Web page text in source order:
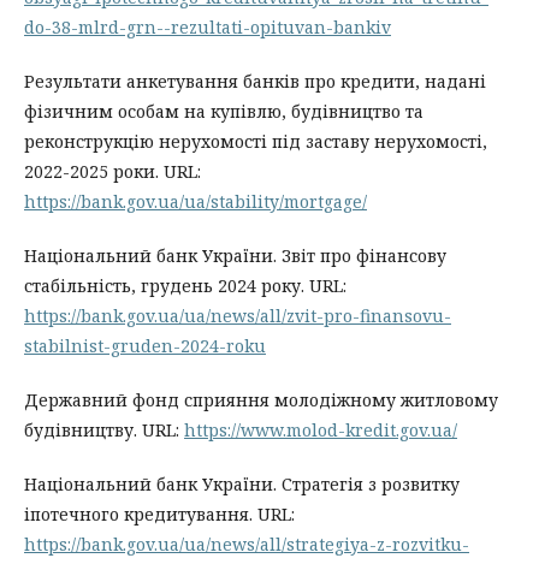
do-38-mlrd-grn--rezultati-opituvan-bankiv
Результати анкетування банків про кредити, надані
фізичним особам на купівлю, будівництво та
реконструкцію нерухомості під заставу нерухомості,
2022-2025 роки. URL:
https://bank.gov.ua/ua/stability/mortgage/
Національний банк України. Звіт про фінансову
стабільність, грудень 2024 року. URL:
https://bank.gov.ua/ua/news/all/zvit-pro-finansovu-
stabilnist-gruden-2024-roku
Державний фонд сприяння молодіжному житловому
будівництву. URL: https://www.molod-kredit.gov.ua/
Національний банк України. Стратегія з розвитку
іпотечного кредитування. URL:
https://bank.gov.ua/ua/news/all/strategiya-z-rozvitku-